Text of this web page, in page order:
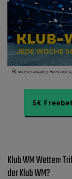
5€
Klub WM Wetten:
der Klub WM?